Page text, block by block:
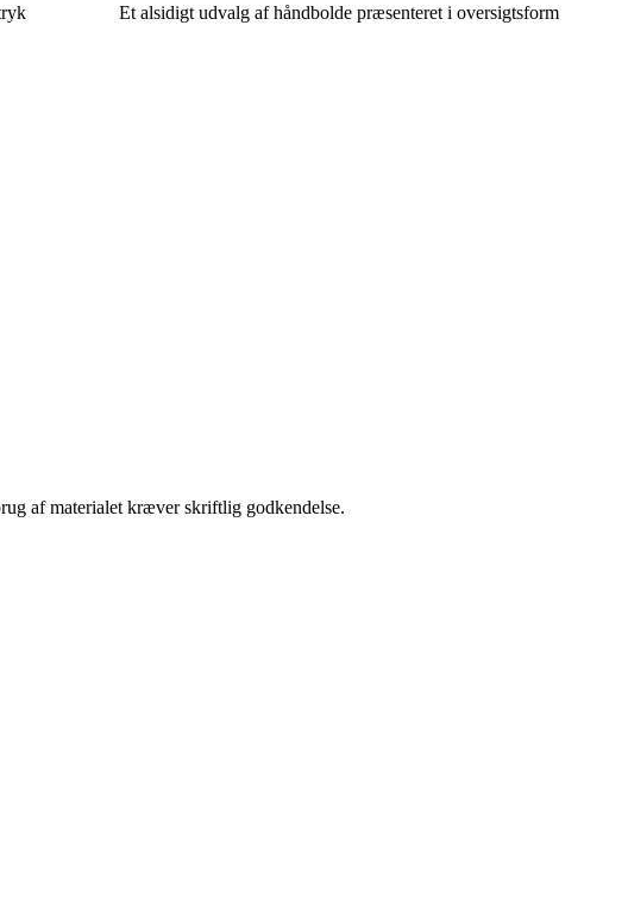
Et alsidigt udvalg af håndbolde præsenteret i oversigtsform
af materialet kræver skriftlig godkendelse.